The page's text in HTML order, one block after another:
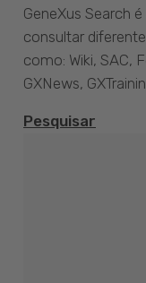
GeneXus Search
consultar
como: Wiki, SAC,
GXNews,
Pesquisar